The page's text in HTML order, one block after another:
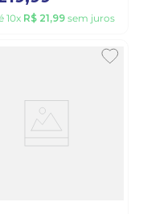
10x R$ 21,99 sem juros